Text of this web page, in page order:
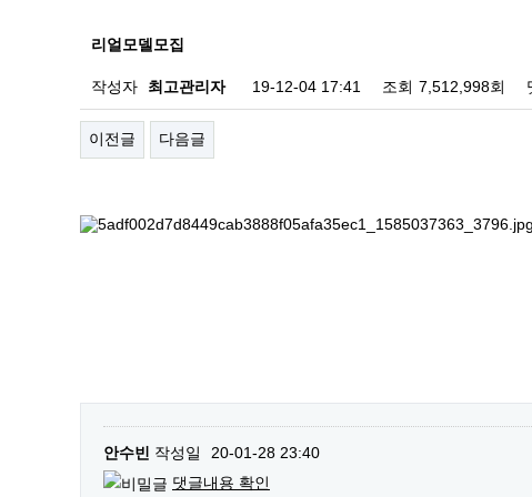
리얼모델모집
작성자 최고관리자 19-12-04 17:41 조회 7,512,998회
이전글 다음글
안수빈 작성일
20-01-28 23:40
댓글내용 확인